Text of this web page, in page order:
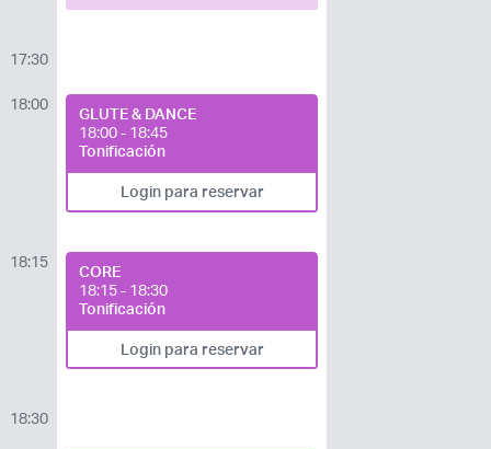
Acceso socios
17:30
18:00
GLUTE & DANCE
18:00 - 18:45
Tonificación
Login para reservar
18:15
CORE
18:15 - 18:30
Tonificación
Login para reservar
18:30